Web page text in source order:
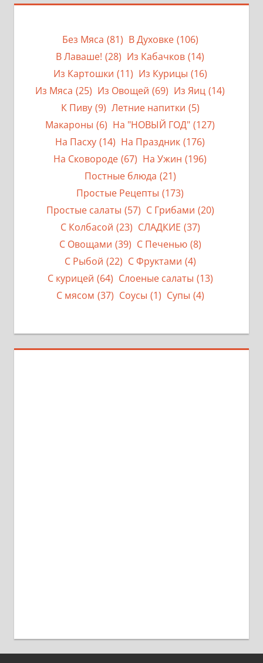
Без Мяса (81) В Духовке (106)
В Лаваше! (28) Из Кабачков (14)
Из Картошки (11) Из Курицы (16)
Из Мяса (25) Из Овощей (69) Из Яиц (14)
К Пиву (9) Летние напитки (5)
Макароны (6) На "НОВЫЙ ГОД" (127)
На Пасху (14) На Праздник (176)
На Сковороде (67) На Ужин (196)
Постные блюда (21)
Простые Рецепты (173)
Простые салаты (57) С Грибами (20)
С Колбасой (23) СЛАДКИЕ (37)
С Овощами (39) С Печенью (8)
С Рыбой (22) С Фруктами (4)
С курицей (64) Слоеные салаты (13)
С мясом (37) Соусы (1) Супы (4)